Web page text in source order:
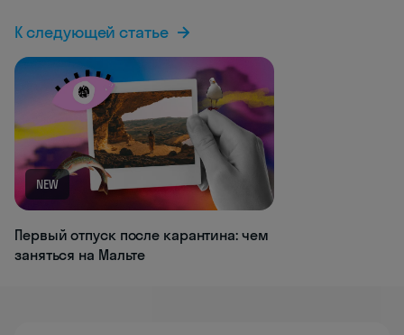
К следующей статье
NEW
Первый отпуск после карантина: чем
заняться на Мальте